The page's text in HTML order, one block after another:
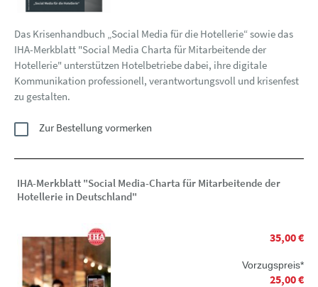
Das Krisenhandbuch „Social Media für die Hotellerie“ sowie das
IHA-Merkblatt "Social Media Charta für Mitarbeitende der
Hotellerie" unterstützen Hotelbetriebe dabei, ihre digitale
Kommunikation professionell, verantwortungsvoll und krisenfest
zu gestalten.
Zur Bestellung vormerken
IHA-Merkblatt "Social Media-Charta für Mitarbeitende der
Hotellerie in Deutschland"
35,00 €
Vorzugspreis*
25,00 €